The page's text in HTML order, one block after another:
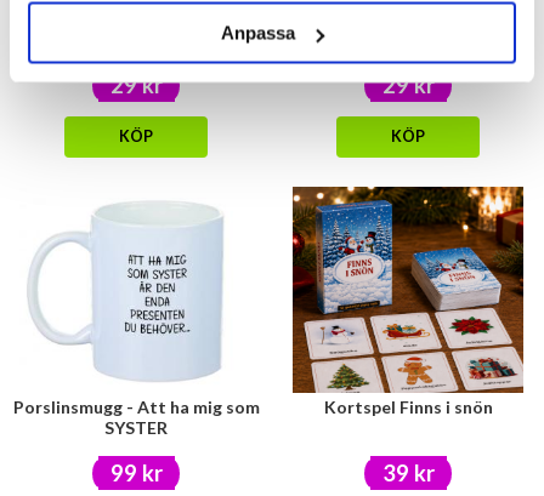
Anpassa
29 kr
KÖP
29 kr
KÖP
Porslinsmugg - Att ha mig som
SYSTER
99 kr
Kortspel Finns i snön
39 kr